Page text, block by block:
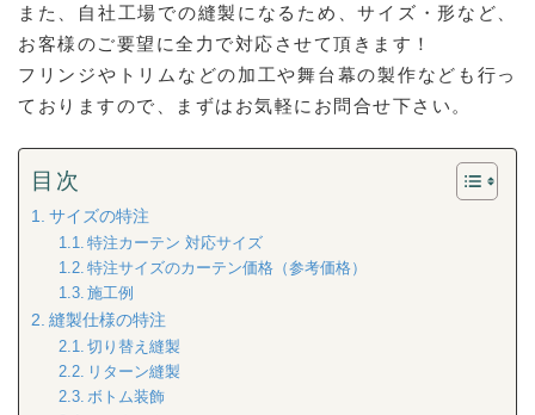
また、自社工場での縫製になるため、サイズ・形など、
お客様のご要望に全力で対応させて頂きます！
フリンジやトリムなどの加工や舞台幕の製作なども行っ
ておりますので、まずはお気軽にお問合せ下さい。
目次
サイズの特注
特注カーテン 対応サイズ
特注サイズのカーテン価格（参考価格）
施工例
縫製仕様の特注
切り替え縫製
リターン縫製
ボトム装飾